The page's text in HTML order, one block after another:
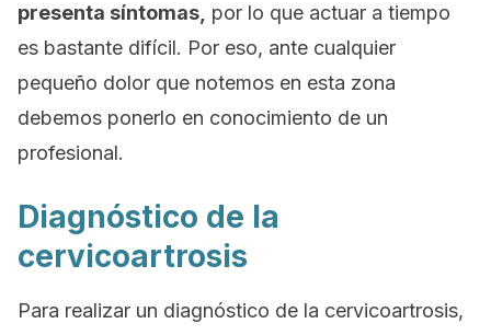
presenta síntomas, por lo que actuar a tiempo
es bastante difícil. Por eso, ante cualquier
pequeño dolor que notemos en esta zona
debemos ponerlo en conocimiento de un
profesional.
Diagnóstico de la
cervicoartrosis
Para realizar un diagnóstico de la cervicoartrosis,